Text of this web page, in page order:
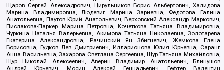
Щаров Сергей Алексадрович, Цирульников Борис Альбертович, Халидова
Марина Владимировна, Людевиг Марина Зариевна, Федотова Галина
Анатольевна, Паутов Юрий Анатольевич, Верховский Александр Маркович,
Пислакова-Паркер Марина Петровна, Кочеткова Татьяна Владимировна,
Чуркина Наталья Валерьевна, Акимова Татьяна Николаевна, Золотарева
Екатерина Александровна, Рачинский Ян Збигневич, Жемкова Елена
Борисовна, Гудков Лев Дмитриевич, Илларионова Юлия Юрьевна, Саранг
Анна Васильевна, Захарова Светлана Сергеевна, Щур Татьяна Михайловна,
Щур Николай Алексеевич, Аверин Владимир Анатольевич, Блинушов
Андрей Юрьевич, Мосин Алексей Геннадьевич, Гефтер Валентин